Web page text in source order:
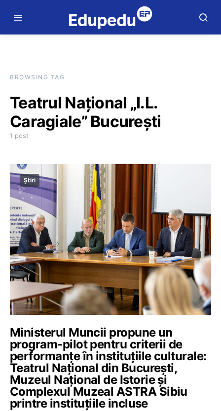
BROWSING TAG
Teatrul Național „I.L.
Caragiale” București
1 post
Știri
Ministerul Muncii propune un
program-pilot pentru criterii de
performanțe în instituțiile culturale:
Teatrul Național din București,
Muzeul Național de Istorie și
Complexul Muzeal ASTRA Sibiu
printre instituțiile incluse